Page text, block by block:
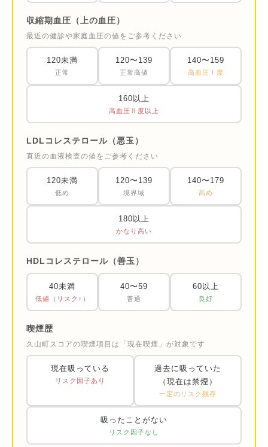
収縮期血圧（上の血圧）
最近の健診や家庭血圧の値をご参考ください
120未満
正常
120〜139
正常高値
140〜159
高血圧Ⅰ度
160以上
高血圧Ⅱ度以上
LDLコレステロール（悪玉）
直近の血液検査の値をご参考ください
120未満
低め
120〜139
境界域
140〜179
高め
180以上
かなり高い
HDLコレステロール（善玉）
40未満
低値（リスク↑）
40〜59
普通
60以上
良好
喫煙歴
久山町スコアの喫煙項目は「現在喫煙」が対象です
現在吸っている
リスク因子あり
過去に吸っていた
（現在は禁煙）
一定のリスク残存
吸ったことがない
リスク因子なし